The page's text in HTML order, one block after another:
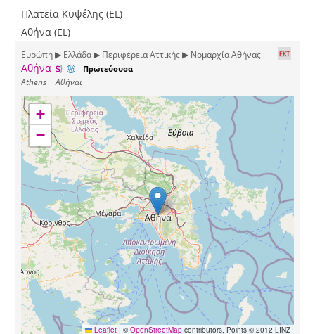
Πλατεία Κυψέλης (EL)
Αθήνα (EL)
Ευρώπη ▶ Ελλάδα ▶ Περιφέρεια Αττικής ▶ Νομαρχία Αθήνας
Αθήνα Πρωτεύουσα
Athens | Αθήναι
+
−
Leaflet | © OpenStreetMap contributors, Points © 2012 LINZ